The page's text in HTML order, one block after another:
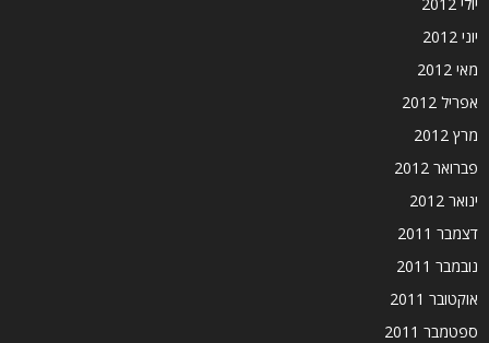
יוני 2012
מאי 2012
אפריל 2012
מרץ 2012
פברואר 2012
ינואר 2012
דצמבר 2011
נובמבר 2011
אוקטובר 2011
ספטמבר 2011